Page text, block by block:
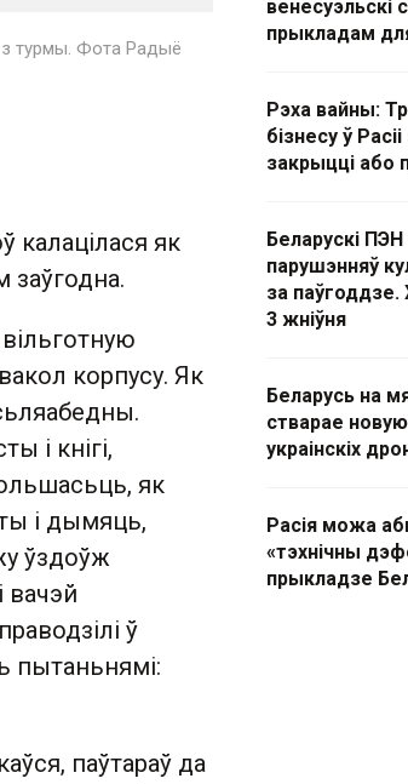
з турмы. Фота Радыё
калацілася як
заўгодна.
корпусу. Як
і кнігі,
як
і дымяць,
ўздоўж
вачэй
ў
пытаньнямі:
паўтараў да
венесуэльскі
прыкладам
Рэха вайны:
бізнесу ў
закрыцці або
Беларускі
парушэнняў
за паўгоддзе.
3 жніўня
Беларусь на
стварае
украінскіх
Расія можа
«тэхнічны
прыкладзе